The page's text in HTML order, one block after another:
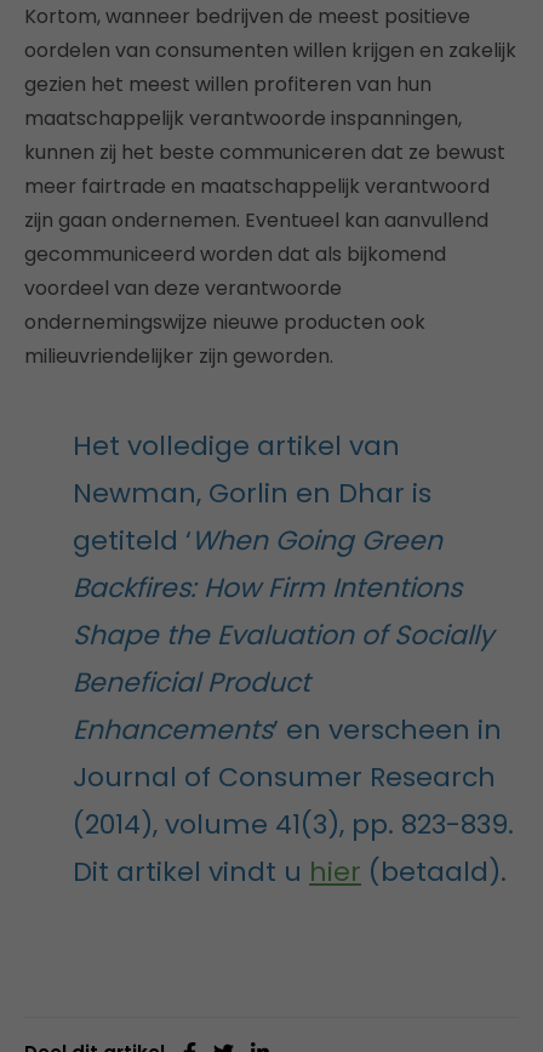
Kortom, wanneer bedrijven de meest positieve
oordelen van consumenten willen krijgen en zakelijk
gezien het meest willen profiteren van hun
maatschappelijk verantwoorde inspanningen,
kunnen zij het beste communiceren dat ze bewust
meer fairtrade en maatschappelijk verantwoord
zijn gaan ondernemen. Eventueel kan aanvullend
gecommuniceerd worden dat als bijkomend
voordeel van deze verantwoorde
ondernemingswijze nieuwe producten ook
milieuvriendelijker zijn geworden.
Het volledige artikel van
Newman, Gorlin en Dhar is
getiteld ‘When Going Green
Backfires: How Firm Intentions
Shape the Evaluation of Socially
Beneficial Product
Enhancements’ en verscheen in
Journal of Consumer Research
(2014), volume 41(3), pp. 823-839.
Dit artikel vindt u hier (betaald).